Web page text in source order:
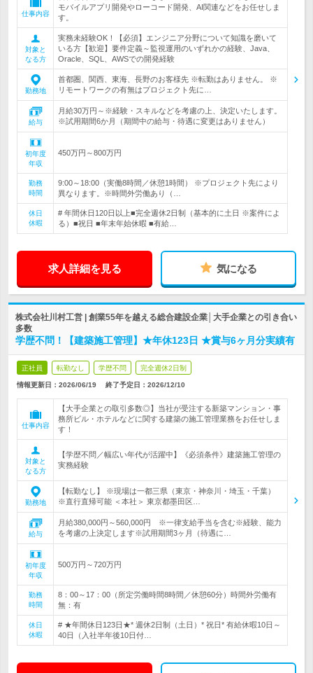
仕事内容
モバイルアプリ開発やローコード開発、AI関連などをお任せしま
す。
対象と
なる方
実務未経験OK！【必須】エンジニア分野について知識を磨いて
いる方【歓迎】要件定義～監視運用のいずれかの経験、Java、
Oracle、SQL、AWSでの開発経験
勤務地
首都圏、関西、東海、長野のお客様先 ※転勤はありません。 ※
リモートワークの有無はプロジェクト先に…
給与
月給30万円～※経験・スキルなどを考慮の上、決定いたします。
※試用期間6か月（期間中の給与・待遇に変更はありません）
初年度
年収
450万円～800万円
勤務
時間
9:00～18:00（実働8時間／休憩1時間） ※プロジェクト先により
異なります。※時間外労働あり（…
休日
休暇
# 年間休日120日以上■完全週休2日制（基本的に土日 ※案件によ
る）■祝日 ■年末年始休暇 ■有給…
求人詳細を見る 気になる
株式会社川村工営 | 創業55年を越える総合建設企業│大手企業との引き合い
多数
学歴不問！【建築施工管理】★年休123日 ★賞与6ヶ月分実績有
正社員 転勤なし 学歴不問 完全週休2日制
情報更新日：2026/06/19 終了予定日： 2026/12/10
仕事内容
【大手企業との取引多数◎】当社が受注する新築マンション・事
務所ビル・ホテルなどに関する建築の施工管理業務をお任せしま
す！
対象と
なる方
【学歴不問／幅広い年代が活躍中】《必須条件》建築施工管理の
実務経験
勤務地
【転勤なし】 ※現場は一都三県（東京・神奈川・埼玉・千葉）
※直行直帰可能 ＜本社＞ 東京都墨田区…
給与
月給380,000円～560,000円 ※一律支給手当を含む※経験、能力
を考慮の上決定します※試用期間3ヶ月（待遇に…
初年度
年収
500万円～720万円
勤務
時間
8：00～17：00（所定労働時間8時間／休憩60分）時間外労働有
無：有
休日
休暇
# ★年間休日123日★* 週休2日制（土日）* 祝日* 有給休暇10日～
40日（入社半年後10日付…